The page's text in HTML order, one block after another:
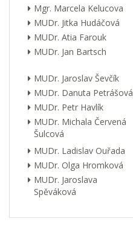
Mgr. Marcela Kelucova
MUDr. Jitka Hudáčová
MUDr. Atia Farouk
MUDr. Jan Bartsch
MUDr. Jaroslav Ševčík
MUDr. Danuta Petrášová
MUDr. Petr Havlík
MUDr. Michala Červená
Šulcová
MUDr. Ladislav Ouřada
MUDr. Olga Hromková
MUDr. Jaroslava
Spěváková